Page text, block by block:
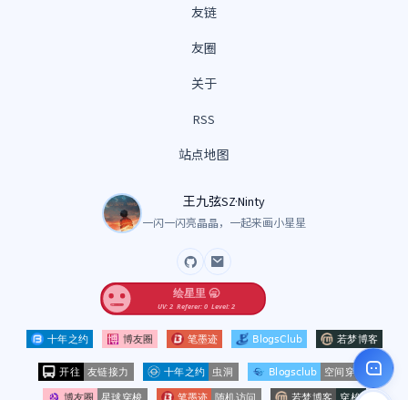
友链
友圈
关于
RSS
站点地图
王九弦SZ·Ninty
一闪一闪亮晶晶，一起来画小星星
GitHubEmail